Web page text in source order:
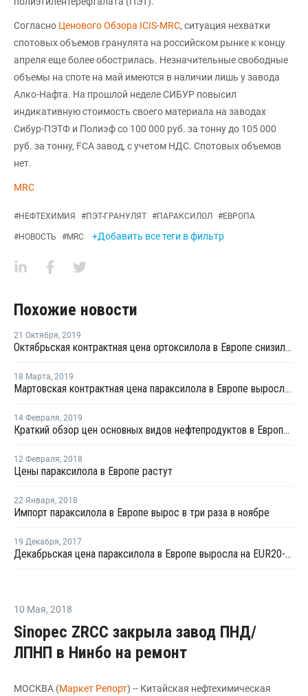
Согласно Ценового Обзора ICIS-MRC, ситуация нехватки
спотовых объемов гранулята на российском рынке к концу
апреля еще более обострилась. Незначительные свободные
объемы на споте на май имеются в наличии лишь у завода
Алко-Нафта. На прошлой неделе СИБУР повысил
индикативную стоимость своего материала на заводах
Сибур-ПЭТФ и Полиэф со 100 000 руб. за тонну до 105 000
руб. за тонну, FCA завод, с учетом НДС. Спотовых объемов
нет.
MRC
#НЕФТЕХИМИЯ #ПЭТ-ГРАНУЛЯТ #ПАРАКСИЛОЛ #ЕВРОПА
#НОВОСТЬ #MRC +Добавить все теги в фильтр
Похожие новости
21 Октября, 2019
Октябрьская контрактная цена ортоксилола в Европе снизилась на EUR5 за тонну
18 Марта, 2019
Мартовская контрактная цена параксилола в Европе выросла на EUR35 за тонну
14 Февраля, 2019
Краткий обзор цен основных видов нефтепродуктов в Европе на прошлой неделе
12 Февраля, 2018
Цены параксилола в Европе растут
22 Января, 2018
Импорт параксилола в Европе вырос в три раза в ноябре
19 Декабря, 2017
Декабрьская цена параксилола в Европе выросла на EUR20-30 за тонну
10 Мая, 2018
Sinopec ZRCC закрыла завод ПНД/
ЛПНП в Нинбо на ремонт
МОСКВА (Маркет Репорт) -- Китайская нефтехимическая